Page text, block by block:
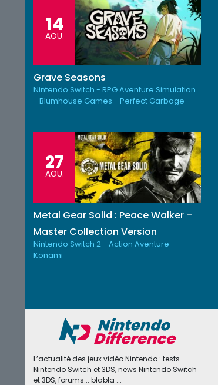
14
AOU.
Grave Seasons
Nintendo Switch - RPG Aventure Simulation
- Blumhouse Games - Perfect Garbage
27
AOU.
Metal Gear Solid : Peace Walker –
Master Collection Version
Nintendo Switch 2 - Action Aventure -
Konami
L’actualité des jeux vidéo Nintendo : tests
Nintendo Switch et 3DS, news Nintendo Switch
et 3DS, forums... blabla ...